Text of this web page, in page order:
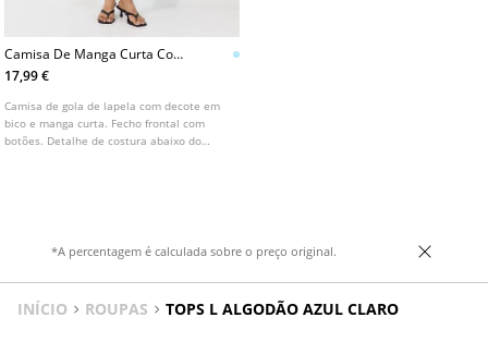
Camisa De Manga Curta Com
Corte Abaixo Do Peito
17,99 €
Camisa de gola de lapela com decote em
bico e manga curta. Fecho frontal com
botões. Detalhe de costura abaixo do
*A percentagem é calculada sobre o preço original.
INÍCIO ROUPAS TOPS L ALGODÃO AZUL CLARO